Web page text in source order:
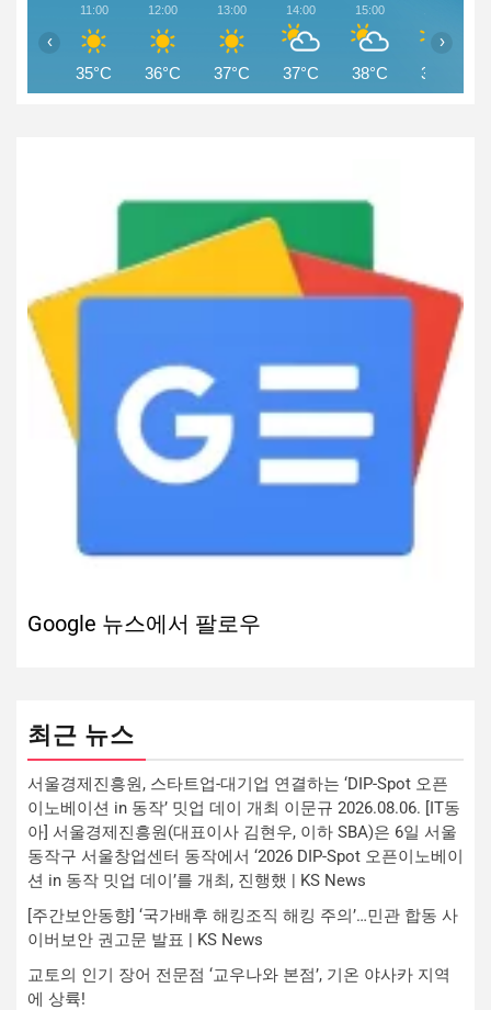
11:00
35°C
12:00
36°C
13:00
37°C
14:00
37°C
15:00
38°C 37°C
‹ ›
Google 뉴스에서 팔로우
최근 뉴스
서울경제진흥원, 스타트업-대기업 연결하는 ‘DIP-Spot 오픈
이노베이션 in 동작’ 밋업 데이 개최 이문규 2026.08.06. [IT동
아] 서울경제진흥원(대표이사 김현우, 이하 SBA)은 6일 서울
동작구 서울창업센터 동작에서 ‘2026 DIP-Spot 오픈이노베이
션 in 동작 밋업 데이’를 개최, 진행했 | KS News
[주간보안동향] ‘국가배후 해킹조직 해킹 주의’…민관 합동 사
이버보안 권고문 발표 | KS News
교토의 인기 장어 전문점 ‘교우나와 본점’, 기온 야사카 지역
에 상륙!